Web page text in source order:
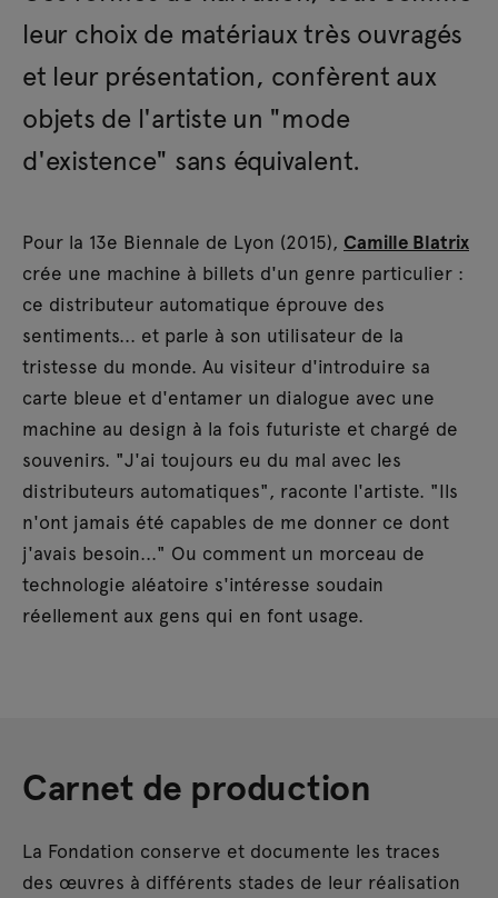
leur choix de matériaux très ouvragés
et leur présentation, confèrent aux
objets de l'artiste un "mode
d'existence" sans équivalent.
Pour la 13e Biennale de Lyon (2015), Camille Blatrix
crée une machine à billets d'un genre particulier :
ce distributeur automatique éprouve des
sentiments... et parle à son utilisateur de la
tristesse du monde. Au visiteur d'introduire sa
carte bleue et d'entamer un dialogue avec une
machine au design à la fois futuriste et chargé de
souvenirs. "J'ai toujours eu du mal avec les
distributeurs automatiques", raconte l'artiste. "Ils
n'ont jamais été capables de me donner ce dont
j'avais besoin..." Ou comment un morceau de
technologie aléatoire s'intéresse soudain
réellement aux gens qui en font usage.
Carnet de production
La Fondation conserve et documente les traces
des œuvres à différents stades de leur réalisation